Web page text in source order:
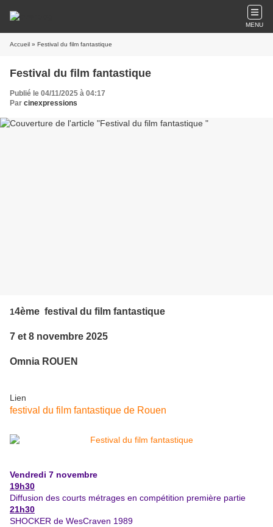
MENU
Accueil » Festival du film fantastique
Festival du film fantastique
Publié le 04/11/2025 à 04:17
Par cinexpressions
14ème festival du film fantastique
7 et 8 novembre 2025
Omnia ROUEN
Lien
festival du film fantastique de Rouen
Vendredi 7 novembre
19h30
Diffusion des courts métrages en compétition première partie
21h30
SHOCKER de WesCraven 1989